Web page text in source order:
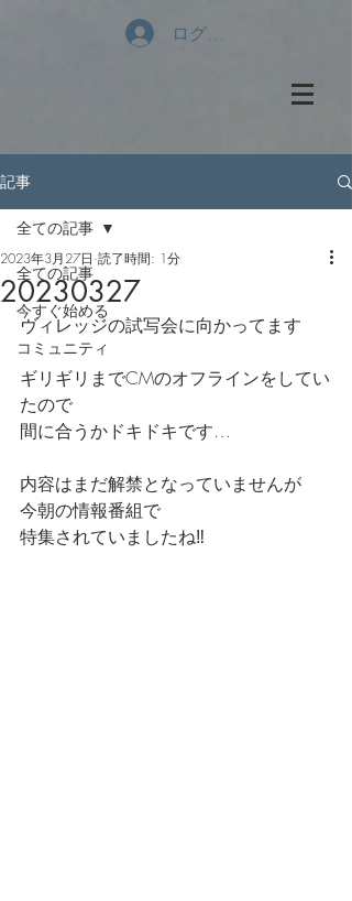
ログイン
記事
全ての記事
今すぐ始める
コミュニティ
全ての記事
20230327
2023年3月27日 読了時間: 1分
ヴィレッジの試写会に向かってます
ギリギリまでCMのオフラインをしてい
たので
間に合うかドキドキです…
内容はまだ解禁となっていませんが
今朝の情報番組で
特集されていましたね‼️